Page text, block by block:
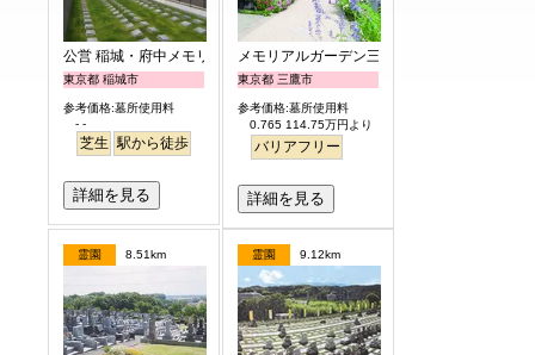
公営 稲城・府中メモリアルパーク
東京都 稲城市
参考価格:墓所使用料
- -
芝生 駅から徒歩
詳細を見る
メモリアルガーデン三鷹
東京都 三鷹市
参考価格:墓所使用料
0.765 114.75万円より
バリアフリー
詳細を見る
霊園 8.51km 霊園 9.12km